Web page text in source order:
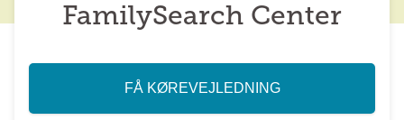
FamilySearch Center
FÅ KØREVEJLEDNING